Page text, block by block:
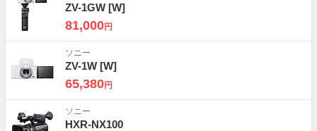
ZV-1GW [W]
81,000円
ソニー
ZV-1W [W]
65,380円
ソニー
HXR-NX100